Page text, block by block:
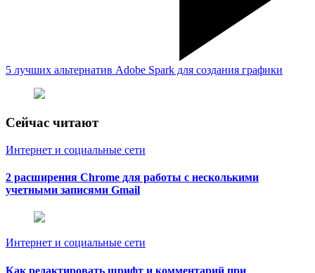
5 лучших альтернатив Adobe Spark для создания графики
Сейчас читают
Интернет и социальные сети
2 расширения Chrome для работы с несколькими
учетными записями Gmail
Интернет и социальные сети
Как редактировать шрифт и комментарий при